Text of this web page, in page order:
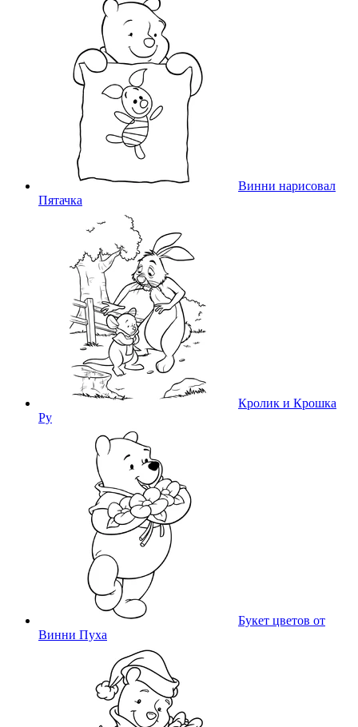
Винни нарисовал
Пятачка
Кролик и Крошка
Ру
Букет цветов от
Винни Пуха